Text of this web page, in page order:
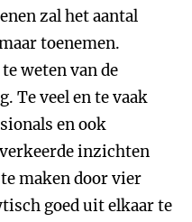
zal het aantal
toenemen.
weten van de
Te veel en te vaak
en ook
verkeerde inzichten
maken door vier
goed uit elkaar te